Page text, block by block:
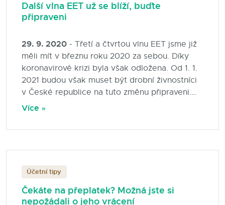
Další vlna EET už se blíží, buďte
připraveni
29. 9. 2020 - Třetí a čtvrtou vlnu EET jsme již
měli mít v březnu roku 2020 za sebou. Díky
koronavirové krizi byla však odložena. Od 1. 1.
2021 budou však muset být drobní živnostníci
v České republice na tuto změnu připraveni.
Níže je přehled základních informací pro
Více »
Účetní tipy
Čekáte na přeplatek? Možná jste si
nepožádali o jeho vrácení